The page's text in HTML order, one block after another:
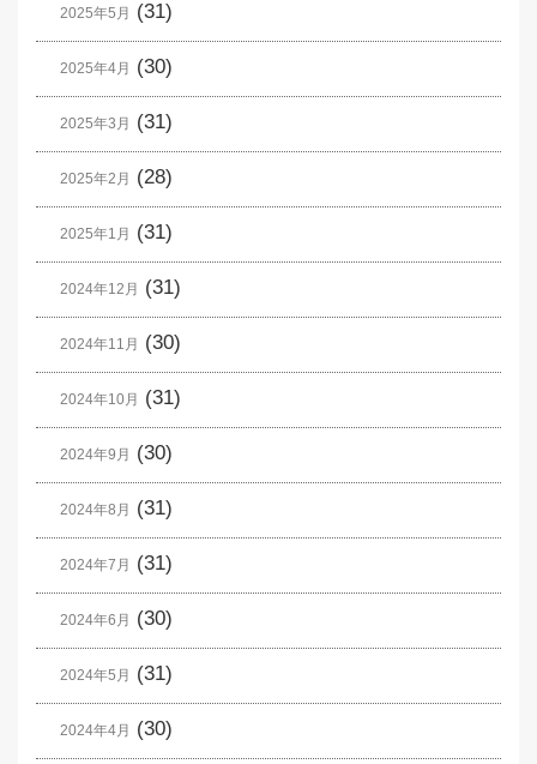
2025年5月 (31)
2025年4月 (30)
2025年3月 (31)
2025年2月 (28)
2025年1月 (31)
2024年12月 (31)
2024年11月 (30)
2024年10月 (31)
2024年9月 (30)
2024年8月 (31)
2024年7月 (31)
2024年6月 (30)
2024年5月 (31)
2024年4月 (30)